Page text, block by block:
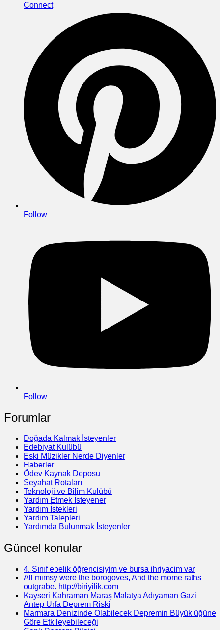
Connect
Follow
Follow
Forumlar
Doğada Kalmak İsteyenler
Edebiyat Kulübü
Eski Müzikler Nerde Diyenler
Haberler
Ödev Kaynak Deposu
Seyahat Rotaları
Teknoloji ve Bilim Kulübü
Yardım Etmek İsteyener
Yardım İstekleri
Yardım Talepleri
Yardımda Bulunmak İsteyenler
Güncel konular
4. Sınıf ebelik öğrencisiyim ve bursa ihriyacim var
All mimsy were the borogoves, And the mome raths
outgrabe. http://biriyilik.com
Kayseri Kahraman Maraş Malatya Adıyaman Gazi
Antep Urfa Deprem Riski
Marmara Denizinde Olabilecek Depremin Büyüklüğüne
Göre Etkileyebileceği